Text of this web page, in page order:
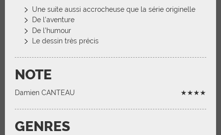
Une suite aussi accrocheuse que la série originelle
De l’aventure
De l’humour
Le dessin très précis
NOTE
Damien CANTEAU ★★★★
GENRES